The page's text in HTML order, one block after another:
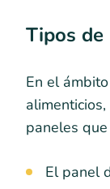
Tipos de
En el
paneles
El panel